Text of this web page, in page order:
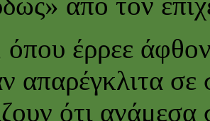
όπου έρρεε
απαρέγκλιτα σε
ότι ανάμεσα